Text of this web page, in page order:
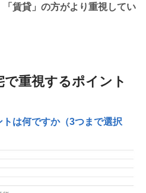
賃貸」の方がより重視してい
で重視するポイント
は何ですか（3つまで選択